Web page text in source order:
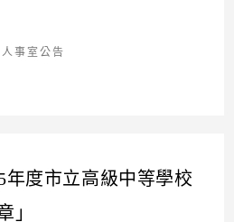
人事室公告
年度市立高級中等學校
」